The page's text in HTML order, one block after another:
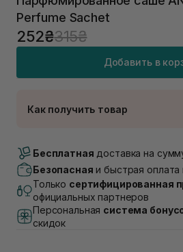
Perfume Sachet
252₴315₴
Добавить в
Как получить товар
В наличии
Самовывоз г. Луцк,
Самовывоз г. Львов, ул.
1В (Duck's Lake)
Бесплатная доставка на
Безопасная и быстрая оплата
Только сертифицированная
официальных партнеров
Персональная система
скидок